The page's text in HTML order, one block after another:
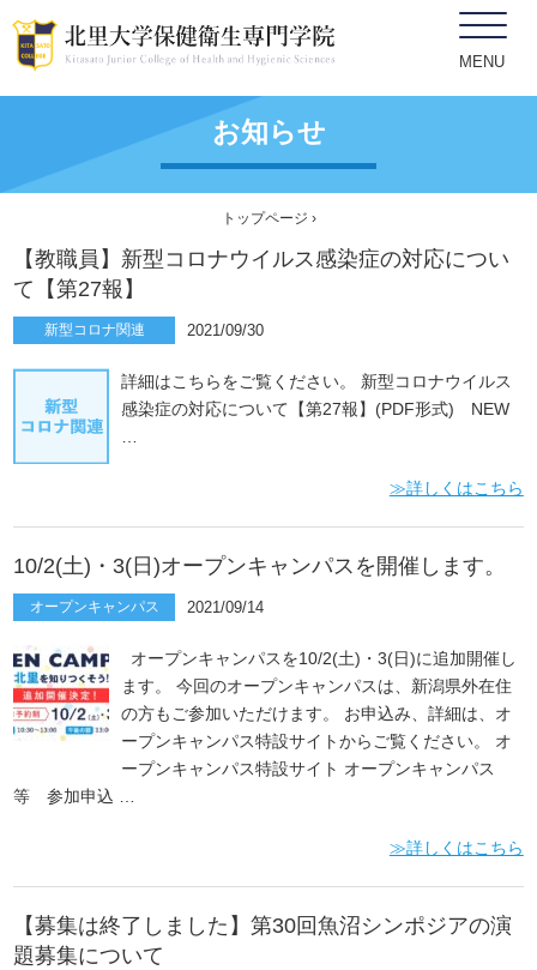
MENU
お知らせ
トップページ ›
【教職員】新型コロナウイルス感染症の対応につい
て【第27報】
新型コロナ関連 2021/09/30
詳細はこちらをご覧ください。 新型コロナウイルス
感染症の対応について【第27報】(PDF形式) NEW
≫詳しくはこちら
10/2(土)・3(日)オープンキャンパスを開催します。
オープンキャンパス 2021/09/14
オープンキャンパスを10/2(土)・3(日)に追加開催し
ます。 今回のオープンキャンパスは、新潟県外在住
の方もご参加いただけます。 お申込み、詳細は、オ
ープンキャンパス特設サイトからご覧ください。 オ
ープンキャンパス特設サイト オープンキャンパス
等 参加申込 …
≫詳しくはこちら
【募集は終了しました】第30回魚沼シンポジアの演
題募集について